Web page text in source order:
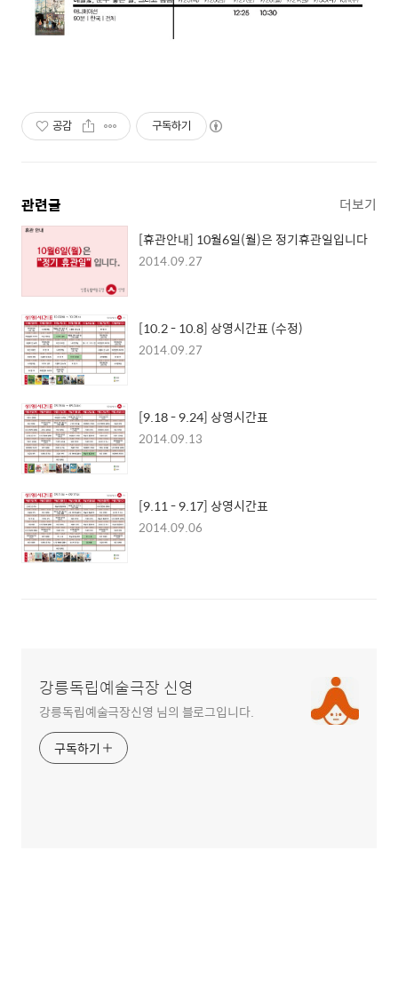
공감 구독하기
관련글 더보기
[휴관안내] 10월6일(월)은 정기휴관일입니다
2014.09.27
[10.2 - 10.8] 상영시간표 (수정)
2014.09.27
[9.18 - 9.24] 상영시간표
2014.09.13
[9.11 - 9.17] 상영시간표
2014.09.06
강릉독립예술극장 신영
강릉독립예술극장신영 님의 블로그입니다.
구독하기